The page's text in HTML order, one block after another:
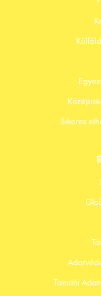
Sikeres
Tanulói